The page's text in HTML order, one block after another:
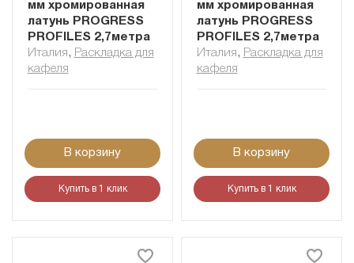
мм хромированная
латунь PROGRESS
PROFILES 2,7метра
Италия , Раскладка для
кафеля
В корзину
Купить в 1 клик
мм хромированная
латунь PROGRESS
PROFILES 2,7метра
Италия , Раскладка для
кафеля
В корзину
Купить в 1 клик